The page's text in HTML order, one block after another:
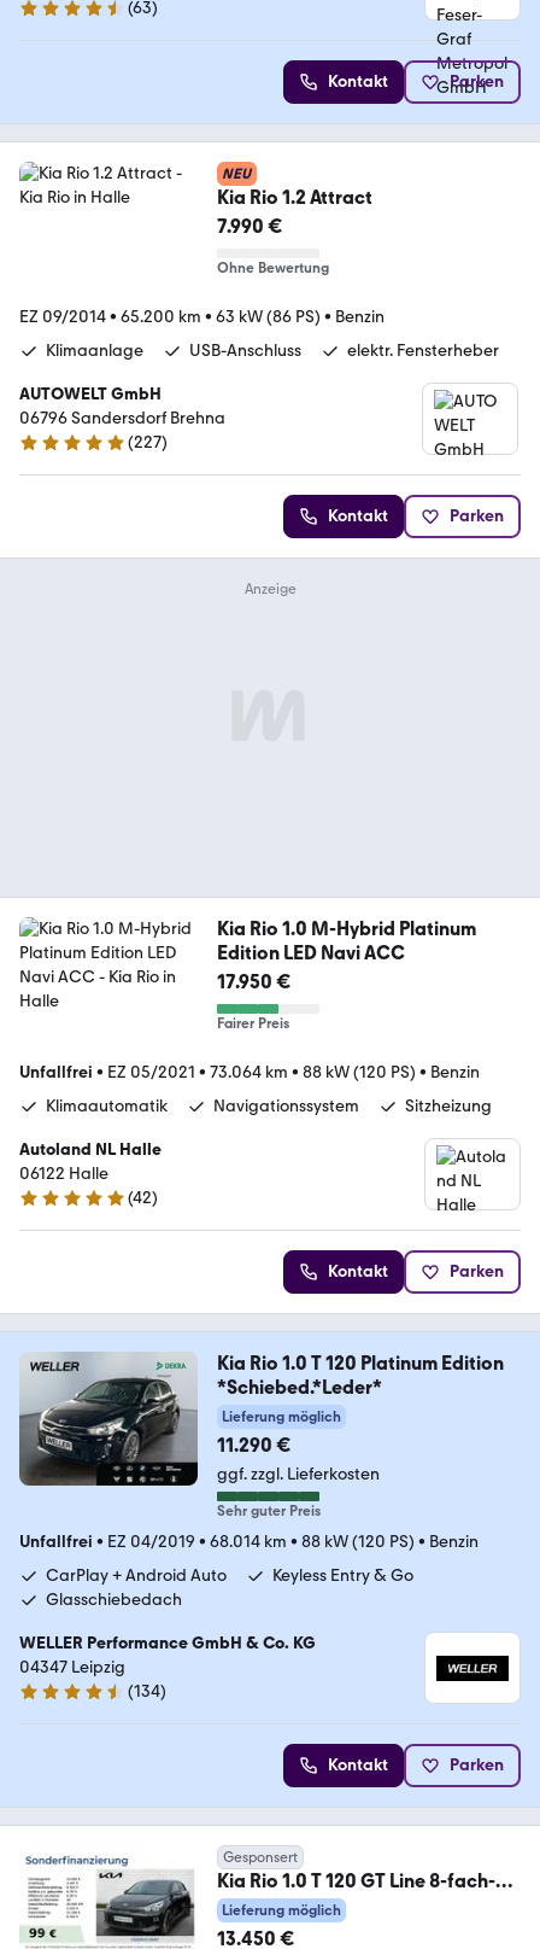
4.6 Sterne
(63)
Kontakt Parken
NEU
Kia Rio 1.2 Attract
7.990 €
Ohne Bewertung
EZ 09/2014• 65.200 km • 63 kW (86 PS) • Benzin
Klimaanlage
USB-Anschluss elektr. Fensterheber
AUTOWELT GmbH
06796 Sandersdorf Brehna
4.8 Sterne
(227)
Kontakt Parken
Kia Rio 1.0 M-Hybrid Platinum
Edition LED Navi ACC
17.950 €
Fairer Preis
Unfallfrei • EZ 05/2021 • 73.064 km • 88 kW (120 PS) • Benzin
Klimaautomatik
Navigationssystem Sitzheizung
Autoland NL Halle
06122 Halle
4.8 Sterne
(42)
Kontakt Parken
Kia Rio 1.0 T 120 Platinum Edition
*Schiebed.*Leder*
Lieferung möglich
11.290 €
ggf. zzgl. Lieferkosten
Sehr guter Preis
Unfallfrei • EZ 04/2019 • 68.014 km • 88 kW (120 PS) • Benzin
CarPlay + Android Auto
Keyless Entry & Go
Glasschiebedach
WELLER Performance GmbH & Co. KG
04347 Leipzig
4.7 Sterne
(134)
Kontakt Parken
Gesponsert
Kia Rio 1.0 T 120 GT Line 8-fach-
bereift
Lieferung möglich
13.450 €